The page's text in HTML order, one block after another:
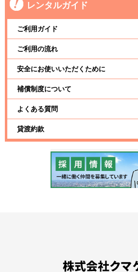
レンタルガイド
ご利用ガイド
ご利用の流れ
安全にお使いいただくために
補償制度について
よくある質問
貸渡約款